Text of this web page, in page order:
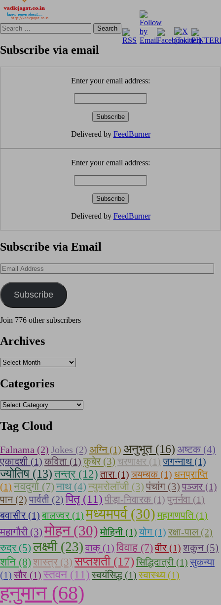
Search
for:
Subscribe via email
Enter your email address:
Delivered by FeedBurner
Enter your email address:
Delivered by FeedBurner
Subscribe via Email
Email
Address
Subscribe
Join 776 other subscribers
Archives
Archives
Categories
Categories
Tag Cloud
Falnama (2) Jokes (2) अग्नि (1) अनुभूत (16) अष्टक (4)
एकादशी (1) कविता (1) कुबेर (3) चरणाक्षर (1) जगन्नाथ (1)
ज्योतिष (13)तन्त्र (12) तारा (1) त्र्यम्बक (1) धनप्राप्ति
(1) नवदुर्गा (7)नाथ (4) न्युमरोलॉजी (3) पंचांग (3) पञ्जर (1)
पान (2) पार्वती (2) पितृ (11) पीड़ा-निवारक (1) पुनर्नवा (1)
बवासीर (1) बालज्वर (1) मध्यमपर्व (30) महागणपति (1)
महागौरी (3) मोहन (30) मोहिनी (1) योग (1) रक्षा-पाल (2)
रुद्र (5) लक्ष्मी (23) वाक् (1) विवाह (7)वीर (1) शकुन (5)
शनि (8)शास्त्र (3) सप्तशती (17)सिद्धिदात्री (1) सुकन्या
(1) सौर (1) स्तवन (11) स्वयंसिद्ध (1) स्वास्थ्य (1)
हनुमान (68)